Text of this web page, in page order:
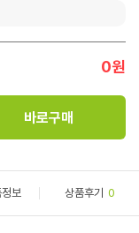
0원
바로구매
보 상품후기 0